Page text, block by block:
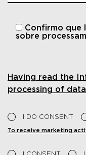
Confirmo que
sobre
Having read the
processing of
I DO CONSENT
To receive marketing